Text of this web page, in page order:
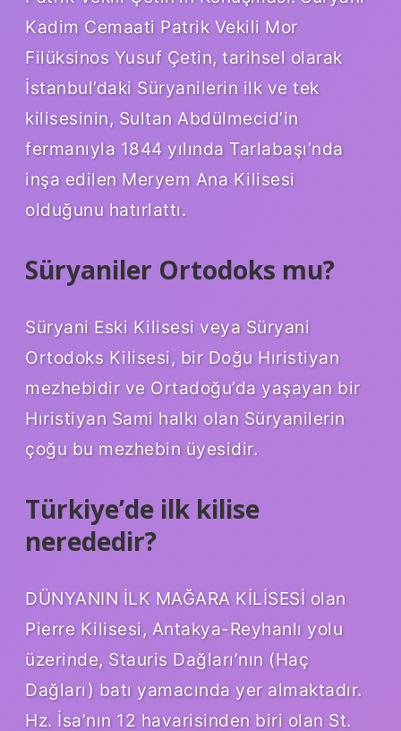
Kadim Cemaati Patrik Vekili Mor
Filüksinos Yusuf Çetin, tarihsel olarak
İstanbul’daki Süryanilerin ilk ve tek
kilisesinin, Sultan Abdülmecid’in
fermanıyla 1844 yılında Tarlabaşı’nda
inşa edilen Meryem Ana Kilisesi
olduğunu hatırlattı.
Süryaniler Ortodoks mu?
Süryani Eski Kilisesi veya Süryani
Ortodoks Kilisesi, bir Doğu Hıristiyan
mezhebidir ve Ortadoğu’da yaşayan bir
Hıristiyan Sami halkı olan Süryanilerin
çoğu bu mezhebin üyesidir.
Türkiye’de ilk kilise
nerededir?
DÜNYANIN İLK MAĞARA KİLİSESİ olan
Pierre Kilisesi, Antakya-Reyhanlı yolu
üzerinde, Stauris Dağları’nın (Haç
Dağları) batı yamacında yer almaktadır.
Hz. İsa’nın 12 havarisinden biri olan St.